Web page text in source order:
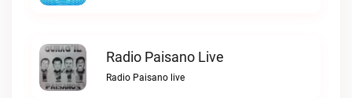
Radio Paisano Live
Radio Paisano live